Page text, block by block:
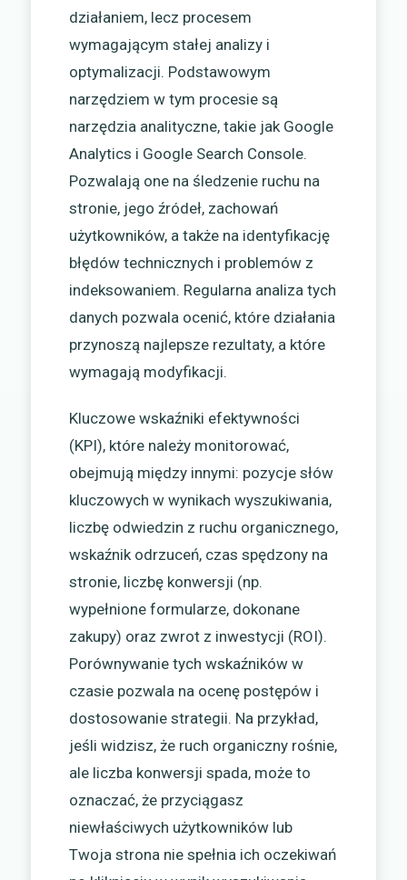
działaniem, lecz procesem
wymagającym stałej analizy i
optymalizacji. Podstawowym
narzędziem w tym procesie są
narzędzia analityczne, takie jak Google
Analytics i Google Search Console.
Pozwalają one na śledzenie ruchu na
stronie, jego źródeł, zachowań
użytkowników, a także na identyfikację
błędów technicznych i problemów z
indeksowaniem. Regularna analiza tych
danych pozwala ocenić, które działania
przynoszą najlepsze rezultaty, a które
wymagają modyfikacji.
Kluczowe wskaźniki efektywności
(KPI), które należy monitorować,
obejmują między innymi: pozycje słów
kluczowych w wynikach wyszukiwania,
liczbę odwiedzin z ruchu organicznego,
wskaźnik odrzuceń, czas spędzony na
stronie, liczbę konwersji (np.
wypełnione formularze, dokonane
zakupy) oraz zwrot z inwestycji (ROI).
Porównywanie tych wskaźników w
czasie pozwala na ocenę postępów i
dostosowanie strategii. Na przykład,
jeśli widzisz, że ruch organiczny rośnie,
ale liczba konwersji spada, może to
oznaczać, że przyciągasz
niewłaściwych użytkowników lub
Twoja strona nie spełnia ich oczekiwań